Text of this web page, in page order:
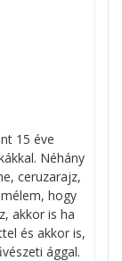
15 éve
Néhány
ceruzarajz,
hogy
akkor is ha
és akkor is,
ággal.